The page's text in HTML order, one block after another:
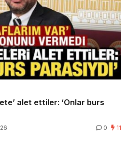
alet ettiler: ‘Onlar burs
0 11